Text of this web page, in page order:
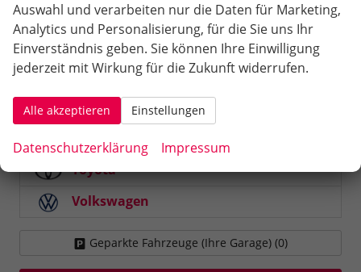
Opel
Peugeot
Seat
Skoda
Suzuki
Toyota
Volkswagen
Geparkte Fahrzeuge (Ihre Garage) (0)
Auswahl und verarbeiten nur die Daten für Marketing,
Analytics und Personalisierung, für die Sie uns Ihr
Einverständnis geben. Sie können Ihre Einwilligung
jederzeit mit Wirkung für die Zukunft widerrufen.
Alle akzeptieren Einstellungen
Datenschutzerklärung Impressum